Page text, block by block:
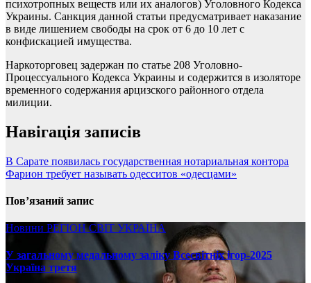
психотропных веществ или их аналогов) Уголовного Кодекса
Украины. Санкция данной статьи предусматривает наказание
в виде лишением свободы на срок от 6 до 10 лет с
конфискацией имущества.
Наркоторговец задержан по статье 208 Уголовно-
Процессуального Кодекса Украины и содержится в изоляторе
временного содержания арцизского районного отдела
милиции.
Навігація записів
В Сарате появилась государственная нотариальная контора
Фарион требует называть одесситов «одесцами»
Пов’язаний запис
Новини РЕГІОНСВІТ УКРАЇНА
У загальному медальному заліку Всесвітніх ігор-2025
Україна третя